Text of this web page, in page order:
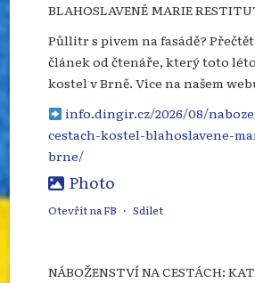
BLAHOSLAVENÉ MARIE
Půllitr s pivem na fasádě?
článek od čtenáře, který toto
kostel v Brně. Více na našem
info.dingir.cz/2026/08/
cestach-kostel-blahoslavene-
brne/
Photo
Otevřít na FB · Sdílet
NÁBOŽENSTVÍ NA CESTÁCH: